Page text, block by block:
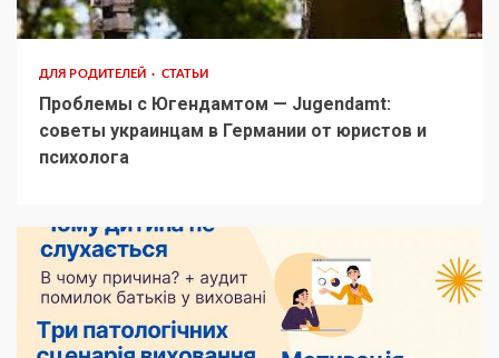
ДЛЯ РОДИТЕЛЕЙ СТАТЬИ
Проблемы с Югендамтом — Jugendamt:
советы украинцам в Германии от юристов и
психолога